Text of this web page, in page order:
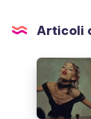
Articoli
Ariana
Grande
si
prende